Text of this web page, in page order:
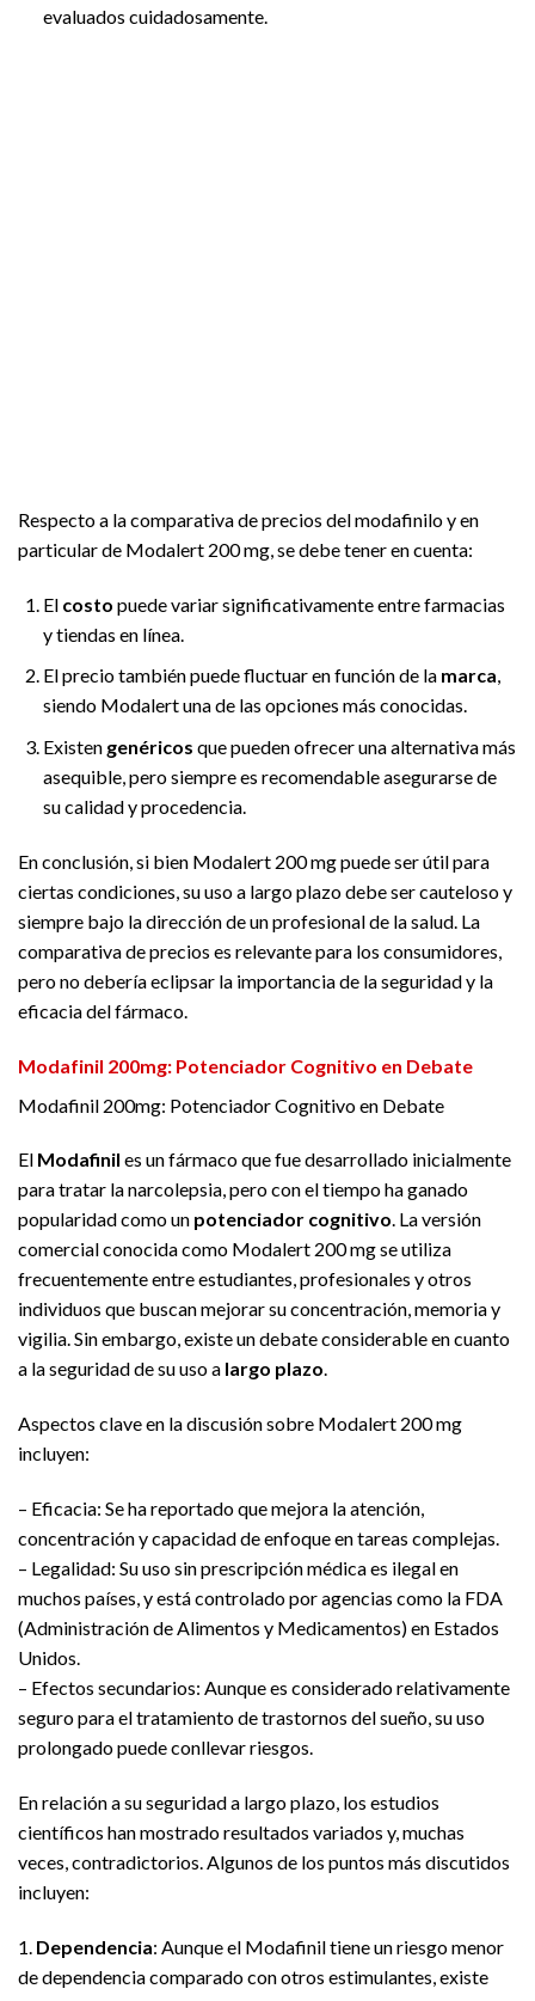
evaluados cuidadosamente.
Respecto a la comparativa de precios del modafinilo y en
particular de Modalert 200 mg, se debe tener en cuenta:
El costo puede variar significativamente entre farmacias
y tiendas en línea.
El precio también puede fluctuar en función de la marca,
siendo Modalert una de las opciones más conocidas.
Existen genéricos que pueden ofrecer una alternativa más
asequible, pero siempre es recomendable asegurarse de
su calidad y procedencia.
En conclusión, si bien Modalert 200 mg puede ser útil para
ciertas condiciones, su uso a largo plazo debe ser cauteloso y
siempre bajo la dirección de un profesional de la salud. La
comparativa de precios es relevante para los consumidores,
pero no debería eclipsar la importancia de la seguridad y la
eficacia del fármaco.
Modafinil 200mg: Potenciador Cognitivo en Debate
Modafinil 200mg: Potenciador Cognitivo en Debate
El Modafinil es un fármaco que fue desarrollado inicialmente
para tratar la narcolepsia, pero con el tiempo ha ganado
popularidad como un potenciador cognitivo. La versión
comercial conocida como Modalert 200 mg se utiliza
frecuentemente entre estudiantes, profesionales y otros
individuos que buscan mejorar su concentración, memoria y
vigilia. Sin embargo, existe un debate considerable en cuanto
a la seguridad de su uso a largo plazo.
Aspectos clave en la discusión sobre Modalert 200 mg
incluyen:
– Eficacia: Se ha reportado que mejora la atención,
concentración y capacidad de enfoque en tareas complejas.
– Legalidad: Su uso sin prescripción médica es ilegal en
muchos países, y está controlado por agencias como la FDA
(Administración de Alimentos y Medicamentos) en Estados
Unidos.
– Efectos secundarios: Aunque es considerado relativamente
seguro para el tratamiento de trastornos del sueño, su uso
prolongado puede conllevar riesgos.
En relación a su seguridad a largo plazo, los estudios
científicos han mostrado resultados variados y, muchas
veces, contradictorios. Algunos de los puntos más discutidos
incluyen:
1. Dependencia: Aunque el Modafinil tiene un riesgo menor
de dependencia comparado con otros estimulantes, existe